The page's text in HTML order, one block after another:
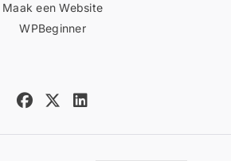
Maak een Website
WPBeginner